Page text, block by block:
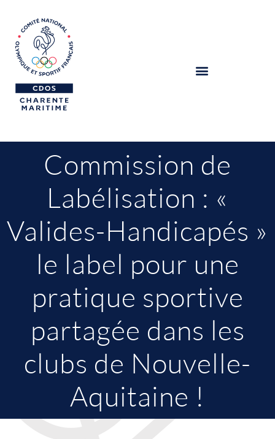
Commission de
Labélisation : «
Valides-Handicapés »
le label pour une
pratique sportive
partagée dans les
clubs de Nouvelle-
Aquitaine !